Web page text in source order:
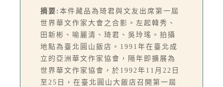
摘要: 本件藏品為琦君與文友出席第一屆
世界華文作家大會之合影。左起韓秀、
田新彬、喻麗清、琦君、吳玲瑤。拍攝
地點為臺北圓山飯店。1991年在臺北成
立的亞洲華文作家協會，隔年即擴展為
世界華文作家協會，於1992年11月22日
至25日，在臺北圓山大飯店召開第一屆